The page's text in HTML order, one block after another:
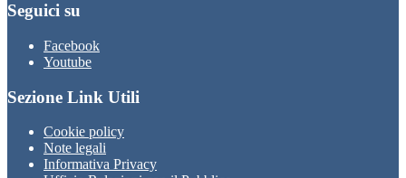
Seguici su
Facebook
Youtube
Sezione Link Utili
Cookie policy
Note legali
Informativa Privacy